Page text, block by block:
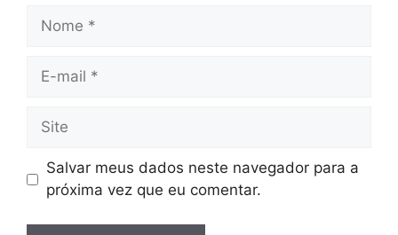
Nome
Site
Salvar meus dados neste navegador para a
próxima vez que eu comentar.